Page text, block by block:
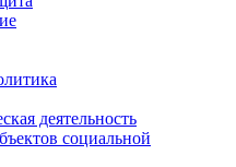
деятельность
социальной